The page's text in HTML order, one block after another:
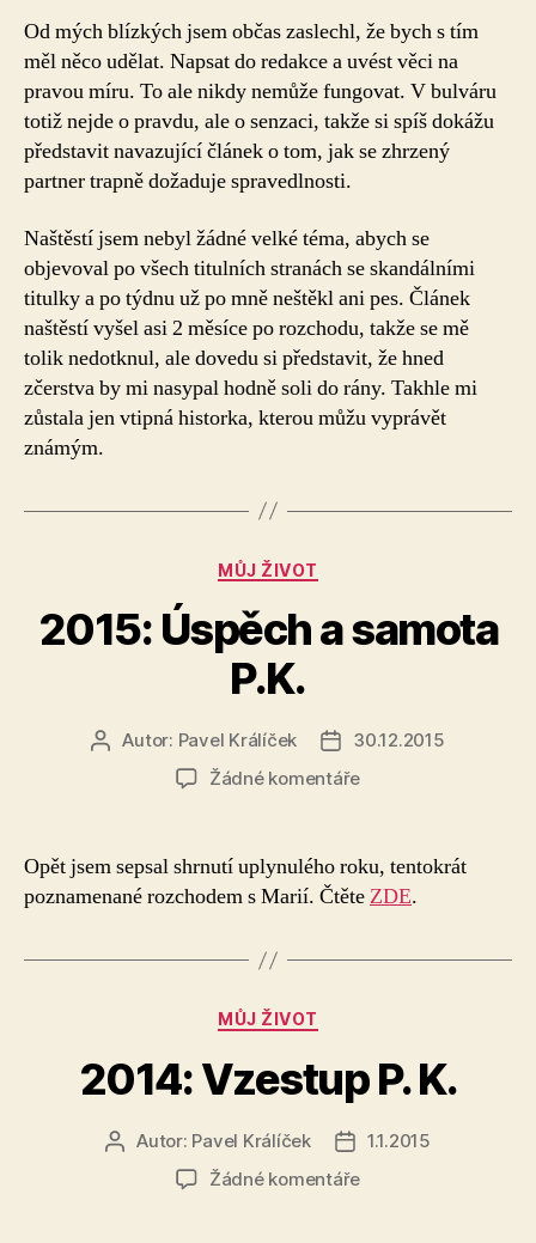
Od mých blízkých jsem občas zaslechl, že bych s tím
měl něco udělat. Napsat do redakce a uvést věci na
pravou míru. To ale nikdy nemůže fungovat. V bulváru
totiž nejde o pravdu, ale o senzaci, takže si spíš dokážu
představit navazující článek o tom, jak se zhrzený
partner trapně dožaduje spravedlnosti.
Naštěstí jsem nebyl žádné velké téma, abych se
objevoval po všech titulních stranách se skandálními
titulky a po týdnu už po mně neštěkl ani pes. Článek
naštěstí vyšel asi 2 měsíce po rozchodu, takže se mě
tolik nedotknul, ale dovedu si představit, že hned
zčerstva by mi nasypal hodně soli do rány. Takhle mi
zůstala jen vtipná historka, kterou můžu vyprávět
známým.
Rubriky
MŮJ ŽIVOT
2015: Úspěch a samota
P.K.
Autor
příspěvku
Autor: Pavel Králíček
Datum
příspěvku
30.12.2015
Žádné komentářeu
názvem
2015:
Úspěch
samota
Opět jsem sepsal shrnutí uplynulého roku, tentokrát
poznamenané rozchodem s Marií. ČtěteZDE.
Rubriky
MŮJ ŽIVOT
2014: Vzestup P. K.
Autor
příspěvku
Autor: Pavel Králíček
Datum
příspěvku
1.1.2015
Žádné komentářeu